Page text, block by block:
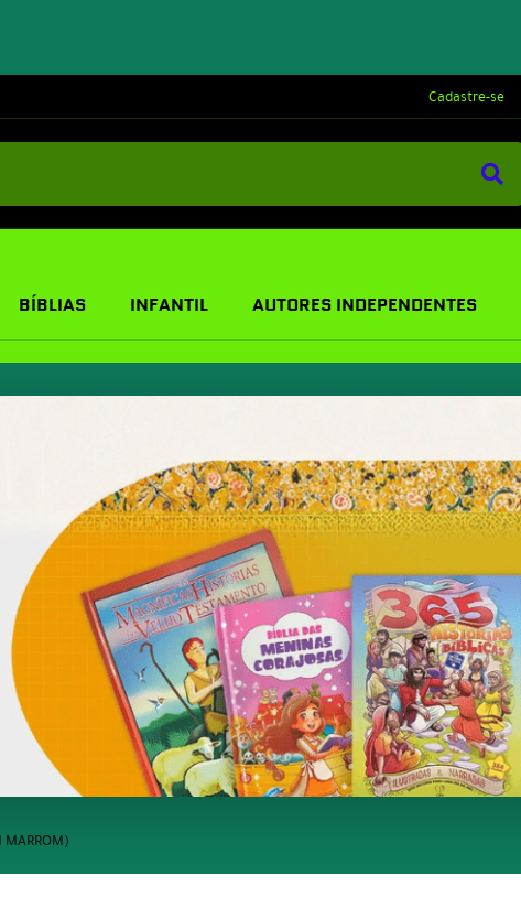
Cadastre-se
BÍBLIAS INFANTIL AUTORES INDEPENDENTES
MARROM)